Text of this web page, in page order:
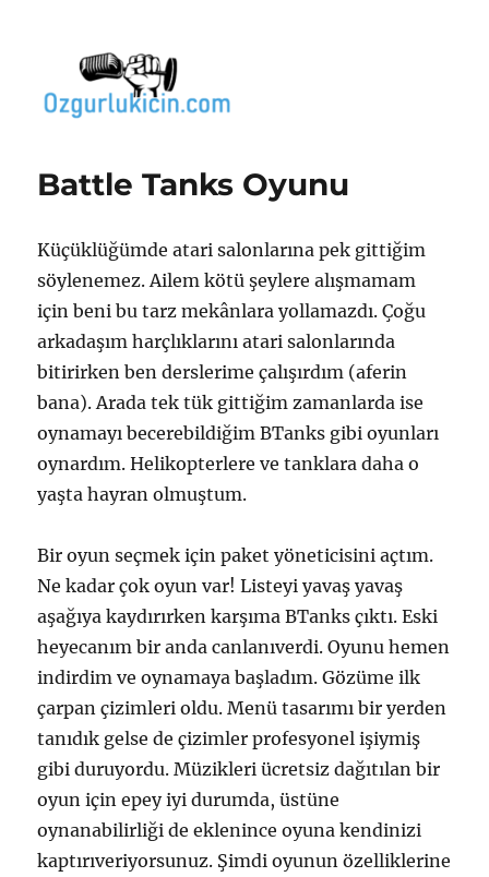
Battle Tanks Oyunu
Küçüklüğümde atari salonlarına pek gittiğim
söylenemez. Ailem kötü şeylere alışmamam
için beni bu tarz mekânlara yollamazdı. Çoğu
arkadaşım harçlıklarını atari salonlarında
bitirirken ben derslerime çalışırdım (aferin
bana). Arada tek tük gittiğim zamanlarda ise
oynamayı becerebildiğim BTanks gibi oyunları
oynardım. Helikopterlere ve tanklara daha o
yaşta hayran olmuştum.
Bir oyun seçmek için paket yöneticisini açtım.
Ne kadar çok oyun var! Listeyi yavaş yavaş
aşağıya kaydırırken karşıma BTanks çıktı. Eski
heyecanım bir anda canlanıverdi. Oyunu hemen
indirdim ve oynamaya başladım. Gözüme ilk
çarpan çizimleri oldu. Menü tasarımı bir yerden
tanıdık gelse de çizimler profesyonel işiymiş
gibi duruyordu. Müzikleri ücretsiz dağıtılan bir
oyun için epey iyi durumda, üstüne
oynanabilirliği de eklenince oyuna kendinizi
kaptırıveriyorsunuz. Şimdi oyunun özelliklerine